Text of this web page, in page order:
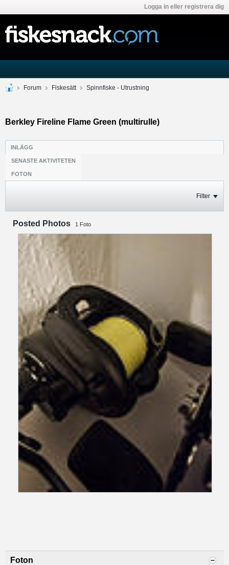
Logga in eller registrera dig
Forum Fiskesätt Spinnfiske - Utrustning
Berkley Fireline Flame Green (multirulle)
INLÄGG
SENASTE AKTIVITETEN
FOTON
Filter
Posted Photos 1 Foto
Foton